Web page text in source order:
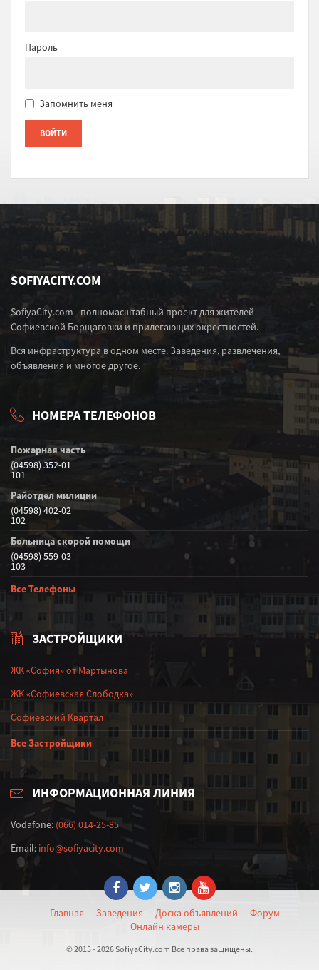
Пароль
Запомнить меня
SOFIYACITY.COM
SofiyaCity.com - полномасштабный проект для жителей
Софиевской Борщаговки и прилегающих окрестностей.
Вся инфраструктура в одном месте. Заведения, развлечения,
объявления и многое другое.
НОМЕРА ТЕЛЕФОНОВ
Пожарная часть
(04598) 352-01
101
Райотдел милиции
(04598) 402-02
102
Больница скорой помощи
(04598) 559-03
103
Все Телефоны
ЗАСТРОЙЩИКИ
ЖК «София» от Мартынова
ЖК «Софиевская Слободка»
Софиевский Квартал
Все Застройщики
ИНФОРМАЦИОННАЯ ЛИНИЯ
Vodafone: (066) 014-25-85
Email: info@sofiyacity.com
Главная Заведения Доска объявлений
Форум
Онлайн камеры
© 2015 - 2026 SofiyaCity.com Все права защищены.